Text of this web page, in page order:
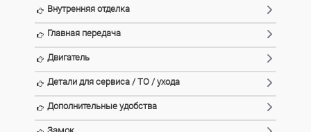
Внутренняя отделка
Главная передача
Двигатель
Детали для сервиса / ТО / ухода
Дополнительные удобства